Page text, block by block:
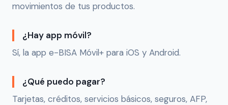
movimientos de tus productos.
¿Hay app móvil?
Sí, la app e-BISA Móvil+ para iOS y Android.
¿Qué puedo pagar?
Tarjetas, créditos, servicios básicos, seguros, AFP,